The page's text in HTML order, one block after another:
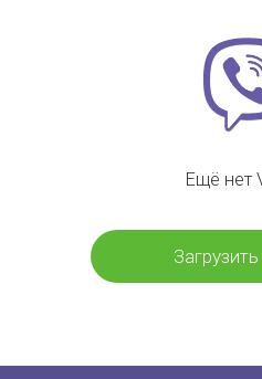
Ещё нет